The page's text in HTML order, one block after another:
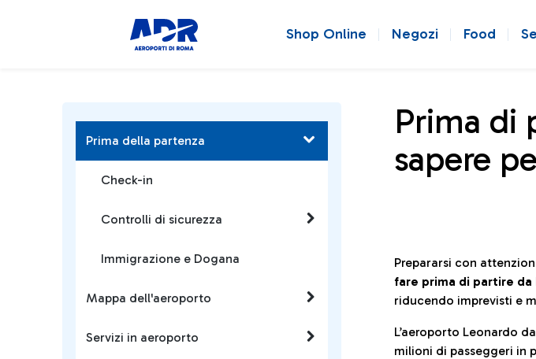
Shop Online Negozi Food
Prima di
sapere
Prepararsi con
fare prima di partire da
riducendo imprevisti e
L’aeroporto Leonardo
milioni di passeggeri in
Prima della partenza
Check-in
Controlli di sicurezza
Immigrazione e Dogana
Mappa dell'aeroporto
Servizi in aeroporto